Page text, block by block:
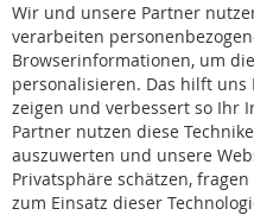
* Bei der Lieferung auf deutsche
Versandkosten erhoben.
Wir und unsere Partner
verarbeiten
Browserinformationen, um
personalisieren. Das hilft
zeigen und verbessert so Ihr
Partner nutzen diese
auszuwerten und unsere
Privatsphäre schätzen,
zum Einsatz dieser